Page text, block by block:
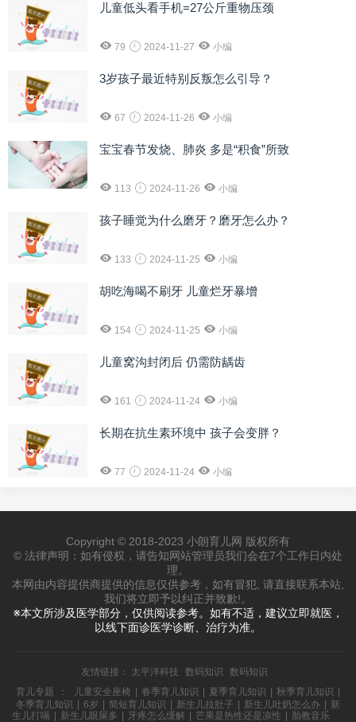
儿童低头看手机=27公斤重物压颈
79 2024-11-27 小编
3岁孩子最近特别反叛怎么引导？
67 2024-11-26 小编
宝宝春节发烧、肺炎 多是“积食”所致
113 2024-11-26 小编
孩子睡觉为什么磨牙？磨牙怎么办？
133 2024-11-25 小编
胡吃海喝不刷牙 儿童烂牙暴增
154 2024-11-25 小编
儿童窝沟封闭后 仍需防龋齿
161 2024-11-24 小编
长期在抗生素环境中 孩子会变胖？
77 2024-11-24 小编
Copyright © 2018-2023 小朗育儿网 版权所有
© 法律声明：如有侵权，请告知网站管理员我们会在7个工作日内处
理。
本网由内容提供商提供的信息仅供参考，如有冒犯, 请直接联系本站,
我们将立即予以纠正并致歉!。
※本文所涉及医学部分，仅供阅读参考。如有不适，建议立即就医，
以线下面诊医学诊断、治疗为准。
友情链接： 太平洋科技 数码知识
数码知识
育儿专题
： 儿童安全座椅 春季育儿知识 夏季育儿知识 秋季育儿知识
冬季育儿知识
6岁 简短育儿知识 新生儿拉肚子 新生儿吐奶怎么办
新
生儿打嗝
新生儿眼屎多 牙疼怎么缓解 芒果是热性还是凉性
胎教音乐